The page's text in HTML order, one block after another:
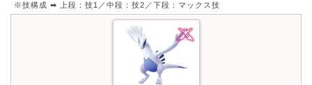
※技構成 ➡︎ 上段：技1／中段：技2／下段：マックス技